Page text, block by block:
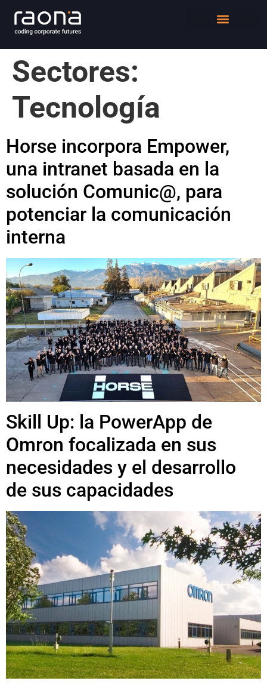
Sectores:
Tecnología
Horse incorpora Empower,
una intranet basada en la
solución Comunic@, para
potenciar la comunicación
interna
Skill Up: la PowerApp de
Omron focalizada en sus
necesidades y el desarrollo
de sus capacidades